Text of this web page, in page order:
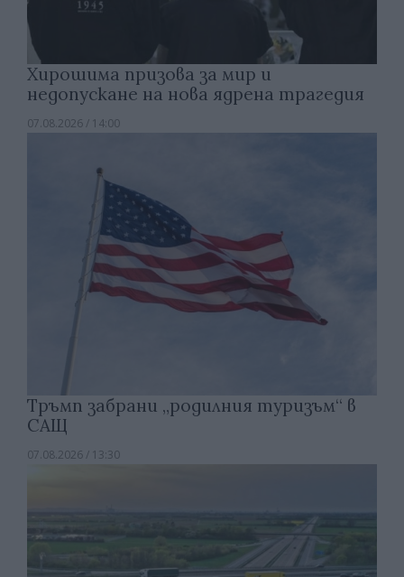
Хирошима призова за мир и
недопускане на нова ядрена трагедия
07.08.2026 / 14:00
Тръмп забрани „родилния туризъм“ в
САЩ
07.08.2026 / 13:30